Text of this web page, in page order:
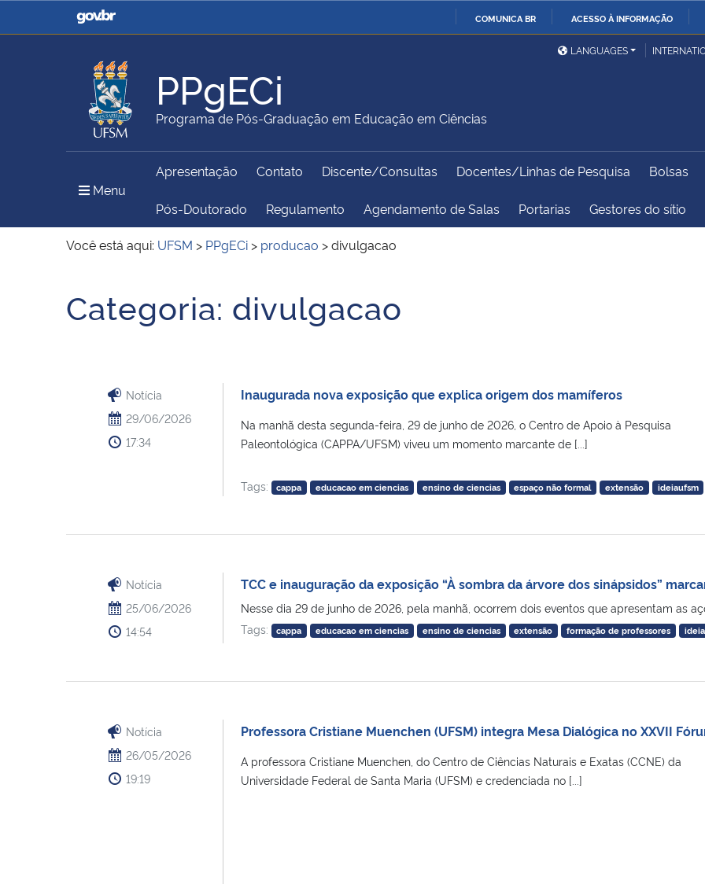
COMUNICA BR ACESSO À INFORMAÇÃO
Casa Civil
Ministério da Justiça e
Ministério da Defesa
Ministério das Relações
Exteriores
Ministério da Agricultura,
Pecuária e Abastecimento
Ministério da Educação
Ministério do Meio Ambiente
Desenvolvimento Regional
Controladoria-Geral da
União
LANGUAGES
PPgECi
Programa de Pós-Graduação em Educação em Ciências
Menu
Apresentação Contato Discente/Consultas Docentes/Linhas de Pesquisa Bolsas
Pós-Doutorado Regulamento Agendamento de Salas Portarias Gestores do sítio
Você está aqui: UFSM > PPgECi > producao >divulgacao
Categoria: divulgacao
Notícia
29/06/2026
17:34
Inaugurada nova exposição que explica origem dos mamíferos
Na manhã desta segunda-feira, 29 de junho de 2026, o Centro de Apoio à Pesquisa
Paleontológica (CAPPA/UFSM) viveu um momento marcante de [...]
Tags: cappa educacao em ciencias ensino de ciencias espaço não formal extensão ideiaufsm
Notícia
25/06/2026
14:54
TCC e inauguração da exposição “À sombra da árvore dos sinápsidos”
Nesse dia 29 de junho de 2026, pela manhã, ocorrem dois eventos que apresentam as
Tags:
cappa educacao em ciencias ensino de ciencias extensão formação de professores ideia
Notícia
26/05/2026
19:19
Professora Cristiane Muenchen (UFSM) integra Mesa Dialógica no XXVII
A professora Cristiane Muenchen, do Centro de Ciências Naturais e Exatas (CCNE) da
Universidade Federal de Santa Maria (UFSM) e credenciada no [...]